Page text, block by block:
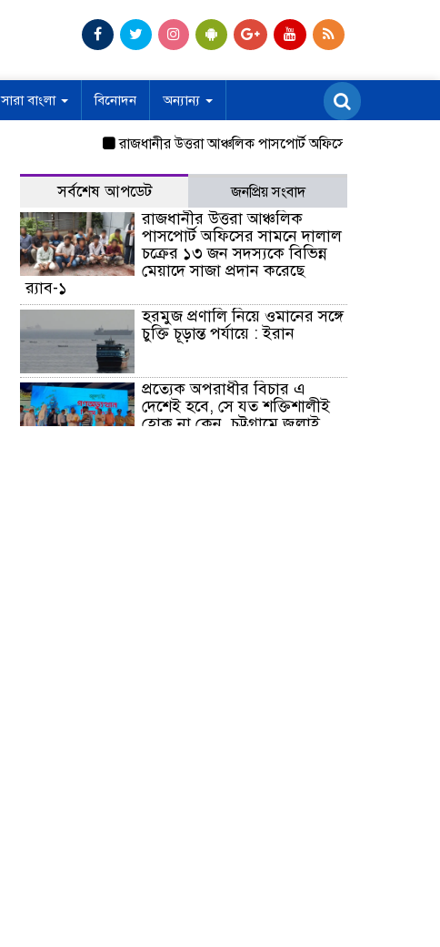
সারা বাংলা বিনোদন অন্যান্য
রাজধানীর উত্তরা আঞ্চলিক পাসপোর্ট অফিসের সামনে দালাল
সর্বশেষ আপডেট জনপ্রিয় সংবাদ
রাজধানীর উত্তরা আঞ্চলিক
পাসপোর্ট অফিসের সামনে দালাল
চক্রের ১৩ জন সদস্যকে বিভিন্ন
মেয়াদে সাজা প্রদান করেছে
র‌্যাব-১
হরমুজ প্রণালি নিয়ে ওমানের সঙ্গে
চুক্তি চূড়ান্ত পর্যায়ে : ইরান
প্রত্যেক অপরাধীর বিচার এ
দেশেই হবে, সে যত শক্তিশালীই
হোক না কেন, চট্টগ্রামে জুলাই